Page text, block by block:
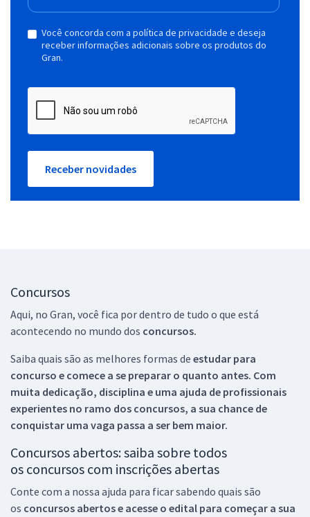
Você concorda com a política de privacidade e deseja
receber informações adicionais sobre os produtos do
Gran.
Receber novidades
Concursos
Aqui, no Gran, você fica por dentro de tudo o que está
acontecendo no mundo dos concursos.
Saiba quais são as melhores formas de estudar para
concurso e comece a se preparar o quanto antes. Com
muita dedicação, disciplina e uma ajuda de profissionais
experientes no ramo dos concursos, a sua chance de
conquistar uma vaga passa a ser bem maior.
Concursos abertos: saiba sobre todos
os concursos com inscrições abertas
Conte com a nossa ajuda para ficar sabendo quais são
os concursos abertos e acesse o edital para começar a sua